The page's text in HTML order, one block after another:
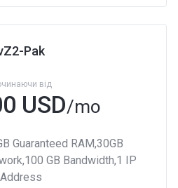
Pak
від
USD/mo
Guaranteed RAM,30GB
GB Bandwidth,1 IP
Address